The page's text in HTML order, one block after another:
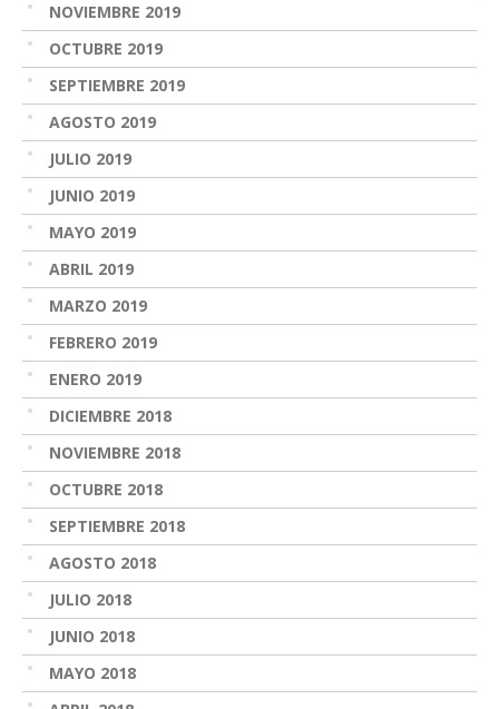
NOVIEMBRE 2019
OCTUBRE 2019
SEPTIEMBRE 2019
AGOSTO 2019
JULIO 2019
JUNIO 2019
MAYO 2019
ABRIL 2019
MARZO 2019
FEBRERO 2019
ENERO 2019
DICIEMBRE 2018
NOVIEMBRE 2018
OCTUBRE 2018
SEPTIEMBRE 2018
AGOSTO 2018
JULIO 2018
JUNIO 2018
MAYO 2018